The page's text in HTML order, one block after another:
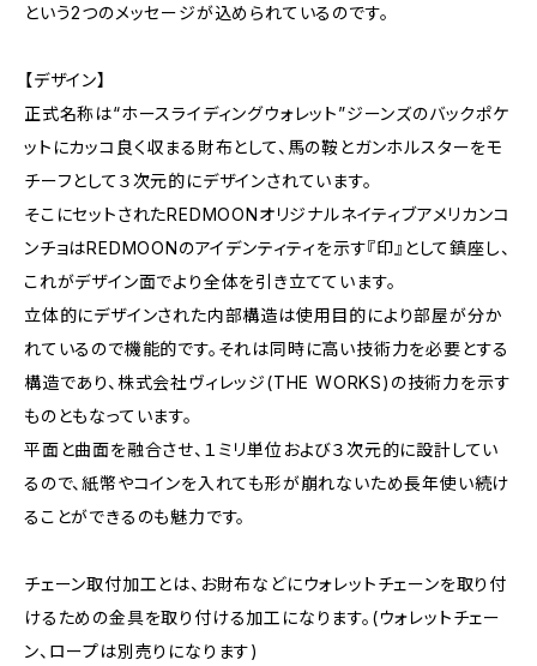
という2つのメッセージが込められているのです。
【デザイン】
正式名称は“ホースライディングウォレット”ジーンズのバックポケ
ットにカッコ良く収まる財布として、馬の鞍とガンホルスターをモ
チーフとして３次元的にデザインされています。
そこにセットされたREDMOONオリジナルネイティブアメリカンコ
ンチョはREDMOONのアイデンティティを示す『印』として鎮座し、
これがデザイン面でより全体を引き立てています。
立体的にデザインされた内部構造は使用目的により部屋が分か
れているので機能的です。それは同時に高い技術力を必要とする
構造であり、株式会社ヴィレッジ(THE WORKS)の技術力を示す
ものともなっています。
平面と曲面を融合させ、１ミリ単位および３次元的に設計してい
るので、紙幣やコインを入れても形が崩れないため長年使い続け
ることができるのも魅力です。
チェーン取付加工とは、お財布などにウォレットチェーンを取り付
けるための金具を取り付ける加工になります。(ウォレットチェー
ン、ロープは別売りになります)